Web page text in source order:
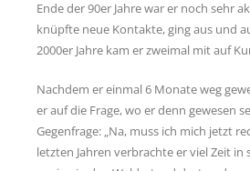
Ende der 90er Jahre war er noch sehr
knüpfte neue Kontakte, ging aus und
2000er Jahre kam er zweimal mit auf
Nachdem er einmal 6 Monate weg
er auf die Frage, wo er denn gewesen
Gegenfrage: „Na, muss ich mich jetzt
letzten Jahren verbrachte er viel Zeit in